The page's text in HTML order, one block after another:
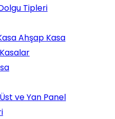
Tipleri
Ahşap Kasa
ve Yan Panel